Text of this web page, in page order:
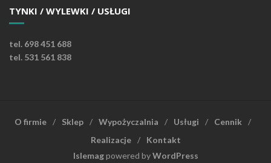
TYNKI / WYLEWKI / USŁUGI
tel. 698 451 688
tel. 531 561 838
O firmie Sklep Wypożyczalnia Usługi
Cennik
Realizacje
Kontakt
Islemagpowered byWordPress